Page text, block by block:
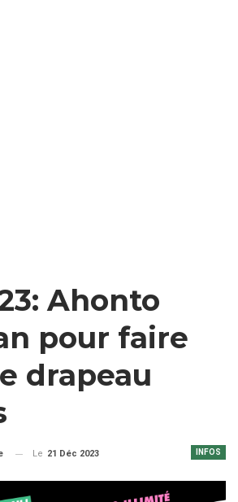
Ahonto
pour faire
drapeau
INFOS
Le 21 Déc 2023